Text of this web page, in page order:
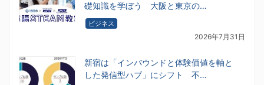
礎知識を学ぼう 大阪と東京の…
ビジネス
2026年7月31日
新宿は「インバウンドと体験価値を軸と
した発信型ハブ」にシフト 不…